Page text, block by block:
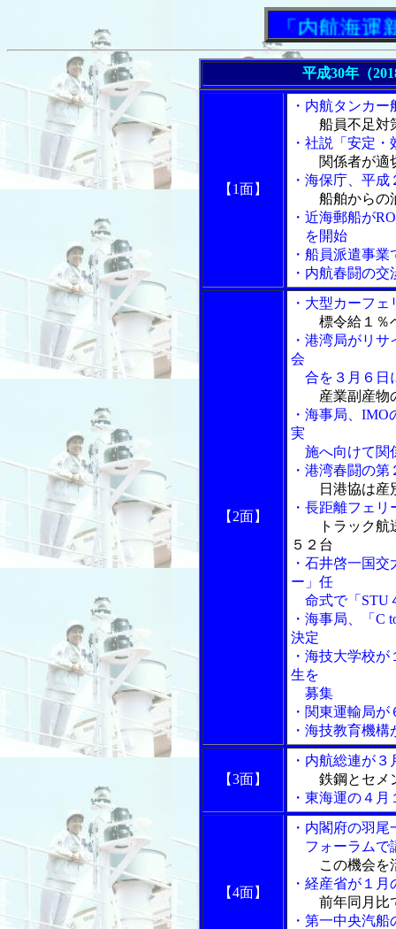
「内航海運新聞
平成30年（
【1面】
・内航タンカ
船員不足対
・社説「安定
関係者が適
・海保庁、平
船舶からの
・近海郵船が
を開始
・船員派遣事
・内航春闘の交
【2面】
・大型カーフ
標令給１％
・港湾局がリ
会
合を３月６日
産業副産物
・海事局、
実
施へ向けて関
・港湾春闘の
日港協は産
・長距離フェ
トラック
５２台
・石井啓一国
ー」任
命式で「STU
・海事局、「C
決定
・海技大学校
生を
募集
・関東運輸局
・海技教育機
【3面】
・内航総連が
鉄鋼とセメ
・東海運の４
【4面】
・内閣府の羽
フォーラムで
この機会を
・経産省が１
前年同月比
・第一中央汽